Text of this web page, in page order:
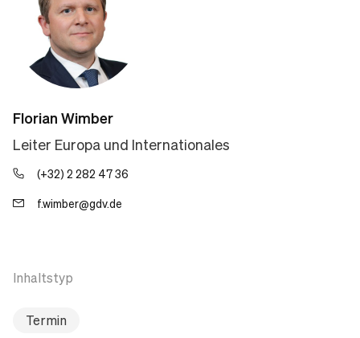
Florian Wimber
Leiter Europa und Internationales
(+32) 2 282 47 36
f.wimber@gdv.de
Inhaltstyp
Termin